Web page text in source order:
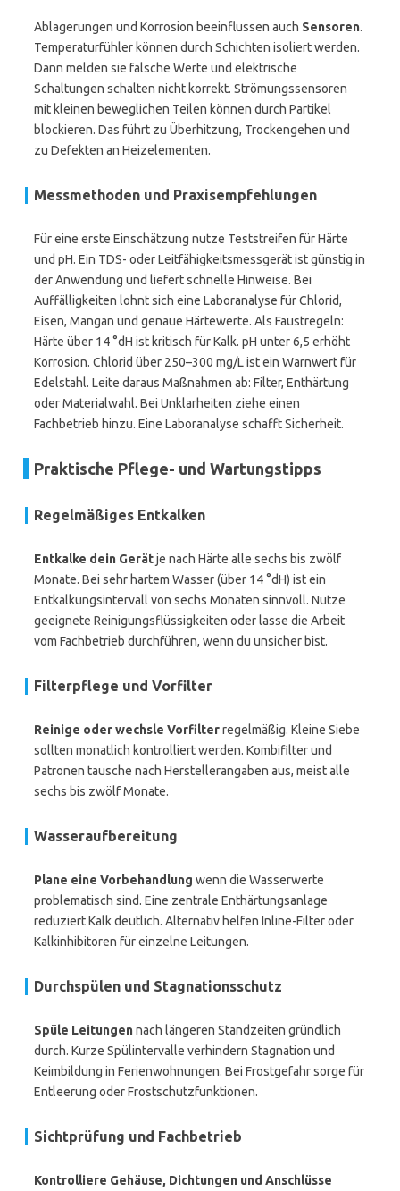
Ablagerungen und Korrosion beeinflussen auch Sensoren.
Temperaturfühler können durch Schichten isoliert werden.
Dann melden sie falsche Werte und elektrische
Schaltungen schalten nicht korrekt. Strömungssensoren
mit kleinen beweglichen Teilen können durch Partikel
blockieren. Das führt zu Überhitzung, Trockengehen und
zu Defekten an Heizelementen.
Messmethoden und Praxisempfehlungen
Für eine erste Einschätzung nutze Teststreifen für Härte
und pH. Ein TDS- oder Leitfähigkeitsmessgerät ist günstig in
der Anwendung und liefert schnelle Hinweise. Bei
Auffälligkeiten lohnt sich eine Laboranalyse für Chlorid,
Eisen, Mangan und genaue Härtewerte. Als Faustregeln:
Härte über 14 °dH ist kritisch für Kalk. pH unter 6,5 erhöht
Korrosion. Chlorid über 250–300 mg/L ist ein Warnwert für
Edelstahl. Leite daraus Maßnahmen ab: Filter, Enthärtung
oder Materialwahl. Bei Unklarheiten ziehe einen
Fachbetrieb hinzu. Eine Laboranalyse schafft Sicherheit.
Praktische Pflege- und Wartungstipps
Regelmäßiges Entkalken
Entkalke dein Gerätje nach Härte alle sechs bis zwölf
Monate. Bei sehr hartem Wasser (über 14 °dH) ist ein
Entkalkungsintervall von sechs Monaten sinnvoll. Nutze
geeignete Reinigungsflüssigkeiten oder lasse die Arbeit
vom Fachbetrieb durchführen, wenn du unsicher bist.
Filterpflege und Vorfilter
Reinige oder wechsle Vorfilterregelmäßig. Kleine Siebe
sollten monatlich kontrolliert werden. Kombifilter und
Patronen tausche nach Herstellerangaben aus, meist alle
sechs bis zwölf Monate.
Wasseraufbereitung
Plane eine Vorbehandlung wenn die Wasserwerte
problematisch sind. Eine zentrale Enthärtungsanlage
reduziert Kalk deutlich. Alternativ helfen Inline-Filter oder
Kalkinhibitoren für einzelne Leitungen.
Durchspülen und Stagnationsschutz
Spüle Leitungennach längeren Standzeiten gründlich
durch. Kurze Spülintervalle verhindern Stagnation und
Keimbildung in Ferienwohnungen. Bei Frostgefahr sorge für
Entleerung oder Frostschutzfunktionen.
Sichtprüfung und Fachbetrieb
Kontrolliere Gehäuse, Dichtungen und Anschlüsse